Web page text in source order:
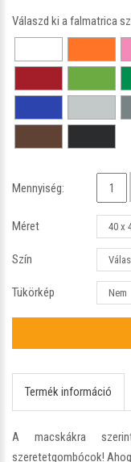
Válaszd ki a falmatrica
Mennyiség:
Méret
Szín
Tükörkép
Termék információ
A macskákra
szeretetgombócok!